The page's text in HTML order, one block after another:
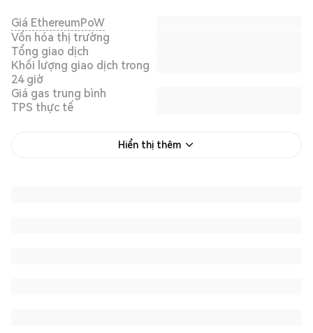
Giá EthereumPoW
Vốn hóa thị trường
Tổng giao dịch
Khối lượng giao dịch trong
24 giờ
Giá gas trung bình
TPS thực tế
Hiển thị thêm